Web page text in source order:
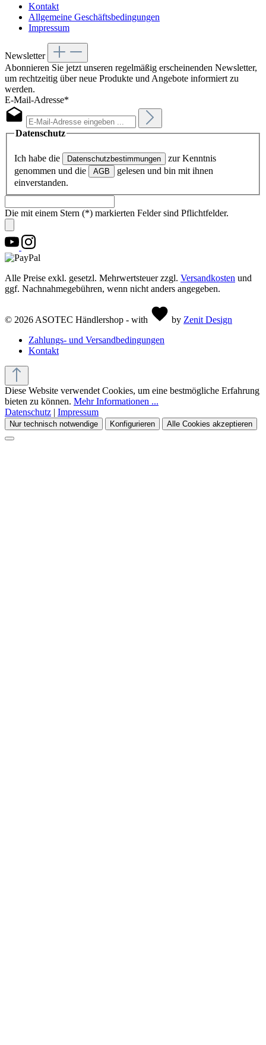
Kontakt
Allgemeine Geschäftsbedingungen
Impressum
Newsletter
Abonnieren Sie jetzt unseren regelmäßig erscheinenden Newsletter,
um rechtzeitig über neue Produkte und Angebote informiert zu
werden.
E-Mail-Adresse*
Datenschutz
Ich habe die Datenschutzbestimmungen
zur Kenntnis
genommen und die
AGB
gelesen und bin mit ihnen
einverstanden.
Die mit einem Stern (*) markierten Felder sind Pflichtfelder.
Alle Preise exkl. gesetzl. Mehrwertsteuer zzgl. Versandkosten und
ggf. Nachnahmegebühren, wenn nicht anders angegeben.
© 2026 ASOTEC Händlershop - with by Zenit Design
Zahlungs- und Versandbedingungen
Kontakt
Diese Website verwendet Cookies, um eine bestmögliche Erfahrung
bieten zu können. Mehr Informationen ...
Datenschutz | Impressum
Nur technisch notwendige Konfigurieren Alle Cookies akzeptieren